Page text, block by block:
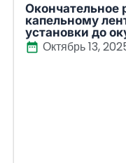
Окончательное
капельному
установки до
Октябрь 13,